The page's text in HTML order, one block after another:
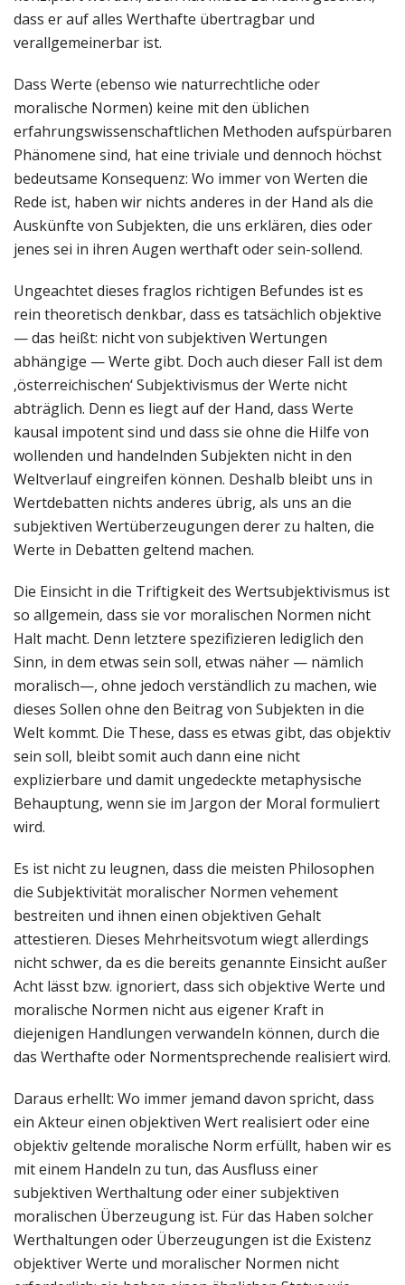
dass er auf alles Werthafte übertragbar und
verallgemeinerbar ist.
Dass Werte (ebenso wie naturrechtliche oder
moralische Normen) keine mit den üblichen
erfahrungswissenschaftlichen Methoden aufspürbaren
Phänomene sind, hat eine triviale und dennoch höchst
bedeutsame Konsequenz: Wo immer von Werten die
Rede ist, haben wir nichts anderes in der Hand als die
Auskünfte von Subjekten, die uns erklären, dies oder
jenes sei in ihren Augen werthaft oder sein-sollend.
Ungeachtet dieses fraglos richtigen Befundes ist es
rein theoretisch denkbar, dass es tatsächlich objektive
— das heißt: nicht von subjektiven Wertungen
abhängige — Werte gibt. Doch auch dieser Fall ist dem
‚österreichischen‘ Subjektivismus der Werte nicht
abträglich. Denn es liegt auf der Hand, dass Werte
kausal impotent sind und dass sie ohne die Hilfe von
wollenden und handelnden Subjekten nicht in den
Weltverlauf eingreifen können. Deshalb bleibt uns in
Wertdebatten nichts anderes übrig, als uns an die
subjektiven Wertüberzeugungen derer zu halten, die
Werte in Debatten geltend machen.
Die Einsicht in die Triftigkeit des Wertsubjektivismus ist
so allgemein, dass sie vor moralischen Normen nicht
Halt macht. Denn letztere spezifizieren lediglich den
Sinn, in dem etwas sein soll, etwas näher — nämlich
moralisch—, ohne jedoch verständlich zu machen, wie
dieses Sollen ohne den Beitrag von Subjekten in die
Welt kommt. Die These, dass es etwas gibt, das objektiv
sein soll, bleibt somit auch dann eine nicht
explizierbare und damit ungedeckte metaphysische
Behauptung, wenn sie im Jargon der Moral formuliert
wird.
Es ist nicht zu leugnen, dass die meisten Philosophen
die Subjektivität moralischer Normen vehement
bestreiten und ihnen einen objektiven Gehalt
attestieren. Dieses Mehrheitsvotum wiegt allerdings
nicht schwer, da es die bereits genannte Einsicht außer
Acht lässt bzw. ignoriert, dass sich objektive Werte und
moralische Normen nicht aus eigener Kraft in
diejenigen Handlungen verwandeln können, durch die
das Werthafte oder Normentsprechende realisiert wird.
Daraus erhellt: Wo immer jemand davon spricht, dass
ein Akteur einen objektiven Wert realisiert oder eine
objektiv geltende moralische Norm erfüllt, haben wir es
mit einem Handeln zu tun, das Ausfluss einer
subjektiven Werthaltung oder einer subjektiven
moralischen Überzeugung ist. Für das Haben solcher
Werthaltungen oder Überzeugungen ist die Existenz
objektiver Werte und moralischer Normen nicht